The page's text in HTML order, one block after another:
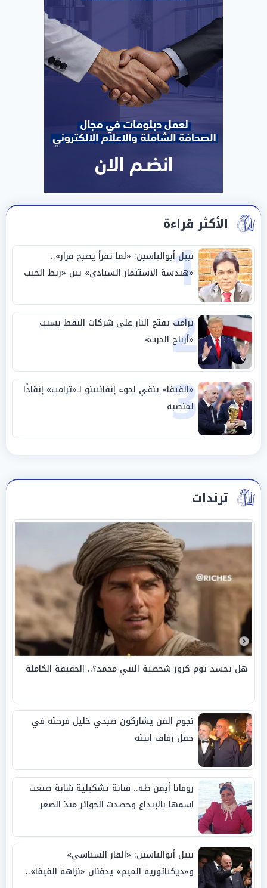
الأكثر قراءة
1
نبيل أبوالياسين: «لما تقرأ يصبح قرار»..
«هندسة الاستثمار السيادي» بين «ربط الجيب
بالوطن» و«سيادة الكلمة»
2
ترامب يفتح النار على شركات النفط بسبب
«أرباح الحرب»
3
«الفيفا» ينفي لجوء إنفانتينو لـ«ترامب» إنقاذًا
لمنصبه
ترندات
هل يجسد توم كروز شخصية النبي محمد؟.. الحقيقة الكاملة
نجوم الفن يشاركون صبحي خليل فرحته في
حفل زفاف ابنته
روفانا أيمن طه.. فنانة تشكيلية شابة صنعت
اسمها بالإبداع وحصدت الجوائز منذ الصغر
نبيل أبوالياسين: «الفار السياسي»
و«ديكتاتورية الميم» يدفنان «نزاهة الفيفا»..